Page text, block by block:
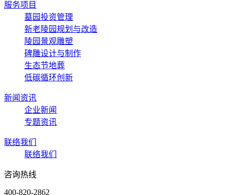
服务项目
墓园投资管理
新老陵园规划与改造
陵园景观雕塑
碑雕设计与制作
生态节地葬
低碳循环创新
新闻资讯
企业新闻
专题资讯
联络我们
联络我们
咨询热线
400-820-2862